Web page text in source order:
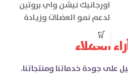
اورجانيك نيشن واي بروتين
لدعم نمو العضلات وزيادة
قوتها، ويعزز الأداء الرياضي
ويساهم في زيادة الكتلة
العملاء
على جودة خدماتنا ومنتجاتنا.